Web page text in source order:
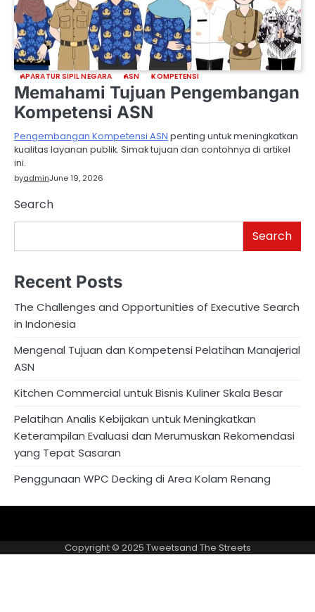
APARATUR SIPIL NEGARA ASN KOMPETENSI
Memahami Tujuan Pengembangan
Kompetensi ASN
Pengembangan Kompetensi ASN penting untuk meningkatkan
kualitas layanan publik. Simak tujuan dan contohnya di artikel
ini.
byadminJune 19, 2026
Search
Search
Recent Posts
The Challenges and Opportunities of Executive Search
in Indonesia
Mengenal Tujuan dan Kompetensi Pelatihan Manajerial
ASN
Kitchen Commercial untuk Bisnis Kuliner Skala Besar
Pelatihan Analis Kebijakan untuk Meningkatkan
Keterampilan Evaluasi dan Merumuskan Rekomendasi
yang Tepat Sasaran
Penggunaan WPC Decking di Area Kolam Renang
US
Policy
Copyright © 2025 Tweetsand The Streets